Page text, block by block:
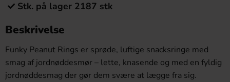
Stk. på lager 2187 stk
Beskrivelse
Funky Peanut Rings er sprøde, luftige snacksringe med
smag af jordnøddesmør – lette, knasende og med en fyldig
jordnøddesmag der gør dem svære at lægge fra sig.